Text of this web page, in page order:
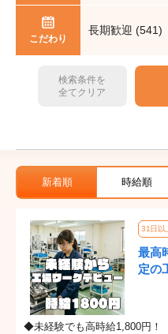
こだわり
長期歓迎 (541)
検索条件を
全てクリア
新着順 時給順
31日以
最高
定の
◆未経験でも高時給1,800円！